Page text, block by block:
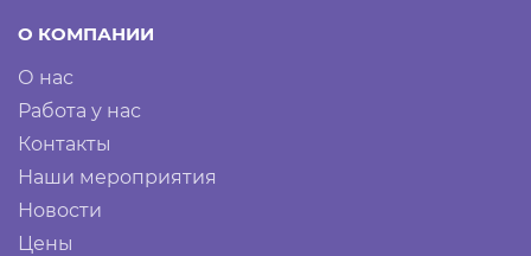
О КОМПАНИИ
О нас
Работа у нас
Контакты
Наши мероприятия
Новости
Цены